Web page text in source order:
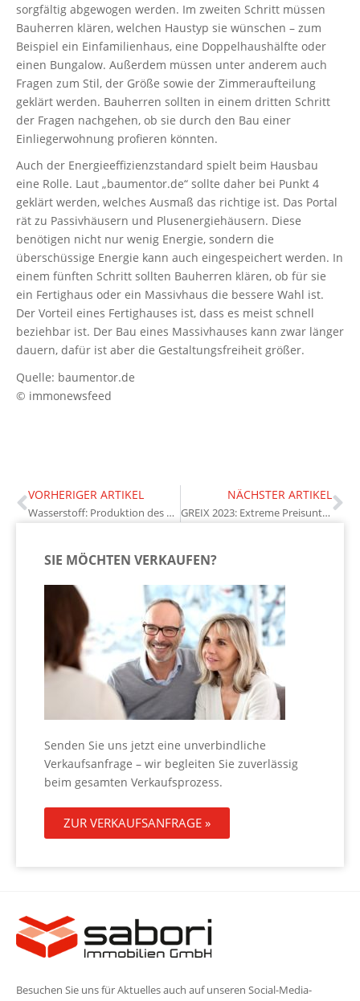
sorgfältig abgewogen werden. Im zweiten Schritt müssen
Bauherren klären, welchen Haustyp sie wünschen – zum
Beispiel ein Einfamilienhaus, eine Doppelhaushälfte oder
einen Bungalow. Außerdem müssen unter anderem auch
Fragen zum Stil, der Größe sowie der Zimmeraufteilung
geklärt werden. Bauherren sollten in einem dritten Schritt
der Fragen nachgehen, ob sie durch den Bau einer
Einliegerwohnung profieren könnten.
Auch der Energieeffizienzstandard spielt beim Hausbau
eine Rolle. Laut „baumentor.de“ sollte daher bei Punkt 4
geklärt werden, welches Ausmaß das richtige ist. Das Portal
rät zu Passivhäusern und Plusenergiehäusern. Diese
benötigen nicht nur wenig Energie, sondern die
überschüssige Energie kann auch eingespeichert werden. In
einem fünften Schritt sollten Bauherren klären, ob für sie
ein Fertighaus oder ein Massivhaus die bessere Wahl ist.
Der Vorteil eines Fertighauses ist, dass es meist schnell
beziehbar ist. Der Bau eines Massivhauses kann zwar länger
dauern, dafür ist aber die Gestaltungsfreiheit größer.
Quelle: baumentor.de
© immonewsfeed
VORHERIGER ARTIKEL
Wasserstoff: Produktion des Energieträgers bald zu Hause möglich?
NÄCHSTER ARTIKEL
GREIX 2023: Extreme Preisunterschiede in Städten
SIE MÖCHTEN VERKAUFEN?
Senden Sie uns jetzt eine unverbindliche
Verkaufsanfrage – wir begleiten Sie zuverlässig
beim gesamten Verkaufsprozess.
ZUR VERKAUFSANFRAGE »
Besuchen Sie uns für Aktuelles auch auf unseren Social-Media-